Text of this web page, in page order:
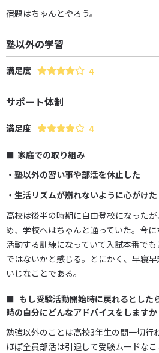
宿題はちゃんとやろう。
塾以外の学習
満足度 4
サポート体制
満足度 4
家庭での取り組み
・塾以外の習い事や部活を休止した
・生活リズムが崩れないように心がけた
高校は後半の時期に自由登校になった
め、学校へはちゃんと通っていた。今
活動する訓練になっていて入試本番で
ではないかと感じる。とにかく、早寝
いじなことである。
もし受験活動開始時に戻れるとした
時の自分にどんなアドバイスをしますか
勉強以外のことは高校3年生の間一切行
ほぼ全員部活は引退して受験ムードな